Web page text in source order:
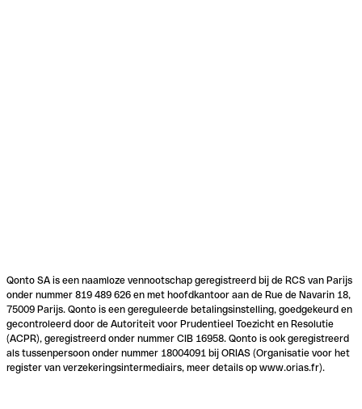
Qonto SA is een naamloze vennootschap geregistreerd bij de RCS van Parijs
onder nummer 819 489 626 en met hoofdkantoor aan de Rue de Navarin 18,
75009 Parijs. Qonto is een gereguleerde betalingsinstelling, goedgekeurd en
gecontroleerd door de Autoriteit voor Prudentieel Toezicht en Resolutie
(ACPR), geregistreerd onder nummer CIB 16958. Qonto is ook geregistreerd
als tussenpersoon onder nummer 18004091 bij ORIAS (Organisatie voor het
register van verzekeringsintermediairs, meer details op www.orias.fr).